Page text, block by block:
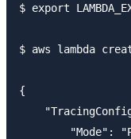
$ export
$ aws lambda
{
"Mode":